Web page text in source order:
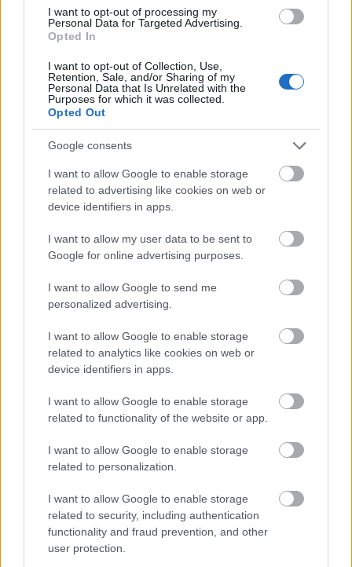
I want to opt-out of processing my
Personal Data for Targeted Advertising.
Opted In
I want to opt-out of Collection, Use,
Retention, Sale, and/or Sharing of my
Personal Data that Is Unrelated with the
Purposes for which it was collected.
Opted Out
Google consents
I want to allow Google to enable storage
related to advertising like cookies on web or
device identifiers in apps.
I want to allow my user data to be sent to
Google for online advertising purposes.
I want to allow Google to send me
personalized advertising.
I want to allow Google to enable storage
related to analytics like cookies on web or
device identifiers in apps.
I want to allow Google to enable storage
related to functionality of the website or app.
I want to allow Google to enable storage
related to personalization.
I want to allow Google to enable storage
related to security, including authentication
functionality and fraud prevention, and other
user protection.
„Nem múlt el nyomtalanul” -
Honfoglalás kori leletek Pest
Sírásók naplója•2011. október 10.
Mint korábban mi is hírt adtunk róla, Pest megye
honfoglalás kori gyűjteménye az utóbbi egy évben
csodás leletekkel gazdagodott, beruházásoktól és
gazdasági tőkétől függetlenül – elkötelezett civil
örökségvédőknek köszönhetően. A Pest Megyei
Múzeumok Igazgatósága…
Végveszélyben a magyar régészeti
Gyucha Attila - Lassányi Gábor• 2011. szeptember 30.
- Emberek, van egy jó, meg rossz hírem! – hirdeti ki a
hajcsár az evezősöknek a gályán. - A jó hír az, hogy
holnap mindenki dupla fejadagot kap, a rossz az,
hogy a kapitány vízisíelni akar! Ez a régi vicc jut az
ember eszébe, arról a parlamentnek benyújtott új…
Ismét régészek a Kutatók éjszakáján
Véres bronzkori csaták, kő- és csonteszközök titkai,
légi régészet, ékszerek a népvándorlás korból ­- ismét